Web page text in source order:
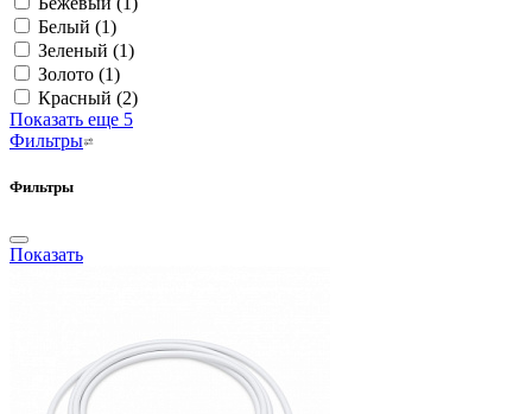
Белый (1)
Зеленый (1)
Золото (1)
Красный (2)
Показать еще 5
Фильтры
Фильтры
Показать